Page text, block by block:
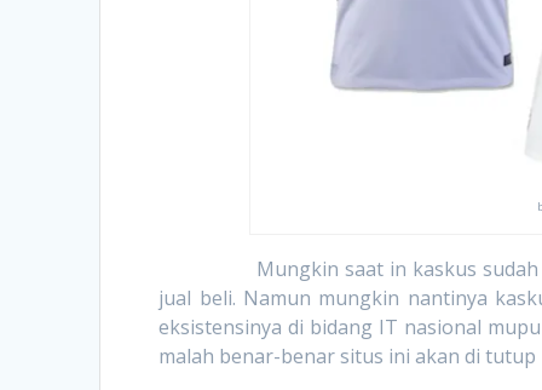
Mungkin saat in kaskus sudah
jual beli. Namun mungkin nantinya
eksistensinya di bidang IT nasional
malah benar-benar situs ini akan di